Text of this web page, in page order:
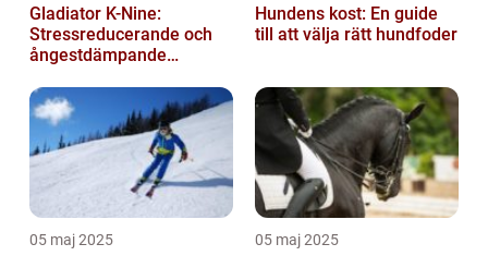
Gladiator K-Nine:
Stressreducerande och
ångestdämpande
Hundens kost: En guide
till att välja rätt hundfoder
05 maj 2025 05 maj 2025